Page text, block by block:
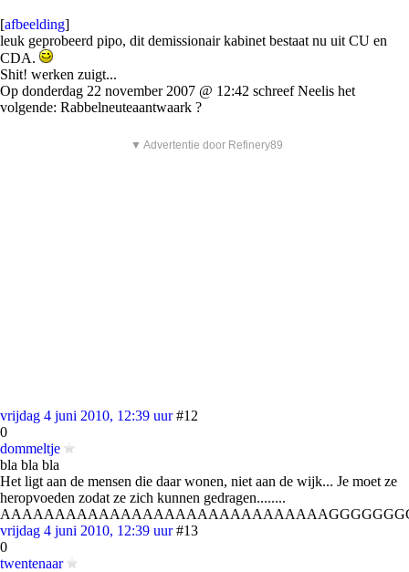
[afbeelding]
leuk geprobeerd pipo, dit demissionair kabinet bestaat nu uit CU en
CDA.
Shit! werken zuigt...
Op donderdag 22 november 2007 @ 12:42 schreef Neelis het
volgende: Rabbelneuteaantwaark ?
▼ Advertentie door Refinery89
vrijdag 4 juni 2010, 12:39 uur #12
0
dommeltje
bla bla bla
Het ligt aan de mensen die daar wonen, niet aan de wijk... Je moet ze
heropvoeden zodat ze zich kunnen gedragen........
vrijdag 4 juni 2010, 12:39 uur #13
0
twentenaar